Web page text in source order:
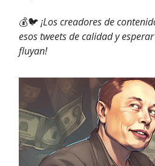
💰🐦¡Los creadores de
esos tweets de calidad y
fluyan!